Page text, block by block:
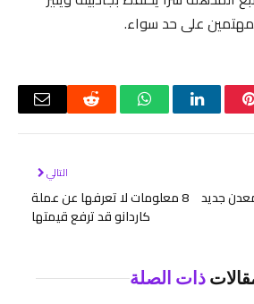
على حد سواء.
بينتيريستلينكدإن واتسابرديت
البريد
جديد
التالي
8 معلومات لا تعرفها عن عملة
كاردانو قد ترفع قيمتها
ذات الصلة